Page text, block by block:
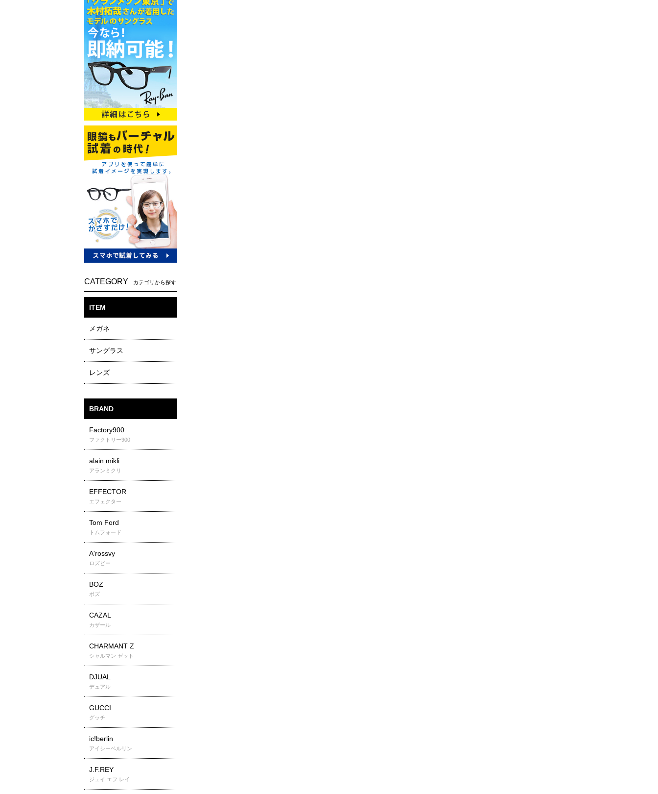
CATEGORY カテゴリから探す
ITEM
メガネ
サングラス
レンズ
BRAND
Factory900
ファクトリー900
alain mikli
アランミクリ
EFFECTOR
エフェクター
Tom Ford
トムフォード
A'rossvy
ロズビー
BOZ
ボズ
CAZAL
カザール
CHARMANT Z
シャルマン ゼット
DJUAL
デュアル
GUCCI
グッチ
ic!berlin
アイシーベルリン
J.F.REY
ジェイ エフ レイ